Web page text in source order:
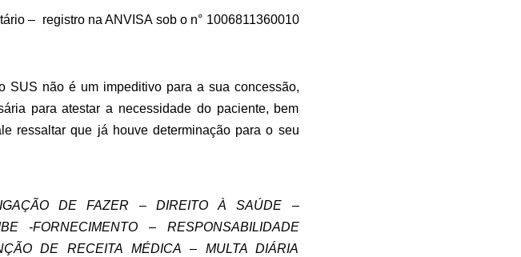
– registro na ANVISA sob o n° 1006811360010
SUS não é um impeditivo para a sua concessão,
para atestar a necessidade do paciente, bem
ressaltar que já houve determinação para o seu
DE FAZER – DIREITO À SAÚDE –
-FORNECIMENTO – RESPONSABILIDADE
DE RECEITA MÉDICA – MULTA DIÁRIA